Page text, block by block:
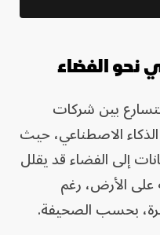
نحو الفضاء
بين شركات
الاصطناعي، حيث
إلى الفضاء قد يقلل
على الأرض، رغم
بحسب الصحيفة.